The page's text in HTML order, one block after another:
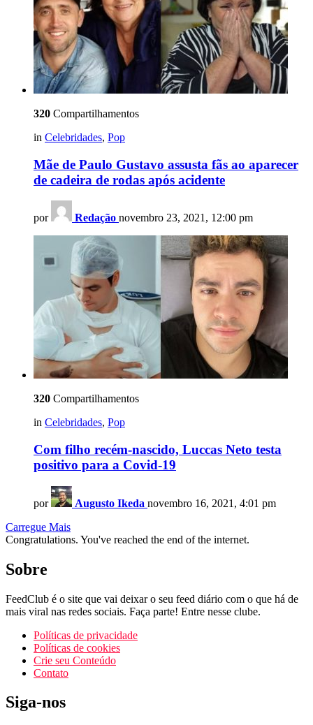
320 Compartilhamentos
in Celebridades, Pop
Mãe de Paulo Gustavo assusta fãs ao aparecer
de cadeira de rodas após acidente
por Redação novembro 23, 2021, 12:00 pm
320 Compartilhamentos
in Celebridades, Pop
Com filho recém-nascido, Luccas Neto testa
positivo para a Covid-19
por Augusto Ikeda novembro 16, 2021, 4:01 pm
Carregue Mais
Congratulations. You've reached the end of the internet.
Sobre
FeedClub é o site que vai deixar o seu feed diário com o que há de
mais viral nas redes sociais. Faça parte! Entre nesse clube.
Políticas de privacidade
Políticas de cookies
Crie seu Conteúdo
Contato
Siga-nos